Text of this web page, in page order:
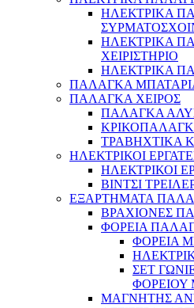
ΗΛΕΚΤΡΙΚΑ
ΗΛΕΚΤΡΙΚΑ
ΧΕΙΡΙΣΤΗΡΙΟ
ΗΛΕΚΤΡΙΚΑ
ΠΑΛΑΓΚΑ
ΠΑΛΑΓΚΑ ΧΕΙΡΟΣ
ΠΑΛΑΓΚΑ
ΤΡΑΒΗΧΤΙΚΑ
ΗΛΕΚΤΡΙΚΟΙ
ΗΛΕΚΤΡΙΚΟΙ
ΒΙΝΤΣΙ
ΕΞΑΡΤΗΜΑΤΑ
ΒΡΑΧΙΟΝΕΣ
ΦΟΡΕΙΑ
ΦΟΡΕΙΑ
ΣΕΤ
ΜΑΓΝΗΤΗΣ